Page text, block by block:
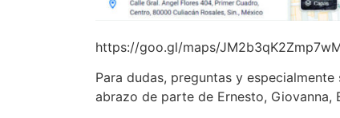
https://goo.gl/maps/
Para dudas, preguntas y
abrazo de parte de Ernesto, Giovanna,